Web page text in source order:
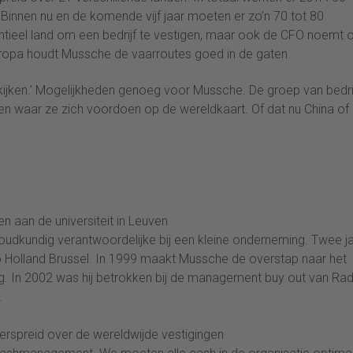
nu en de komende vijf jaar moeten er zo’n 70 tot 80
land om een bedrijf te vestigen, maar ook de CFO noemt
houdt Mussche de vaarroutes goed in de gaten.
Mogelijkheden genoeg voor Mussche. De groep van
waar ze zich voordoen op de wereldkaart. Of dat nu China of
aan de universiteit in Leuven
verantwoordelijke bij een kleine onderneming. Twee
Brussel. In 1999 maakt Mussche de overstap naar het
In 2002 was hij betrokken bij de management buy out van
over de wereldwijde vestigingen